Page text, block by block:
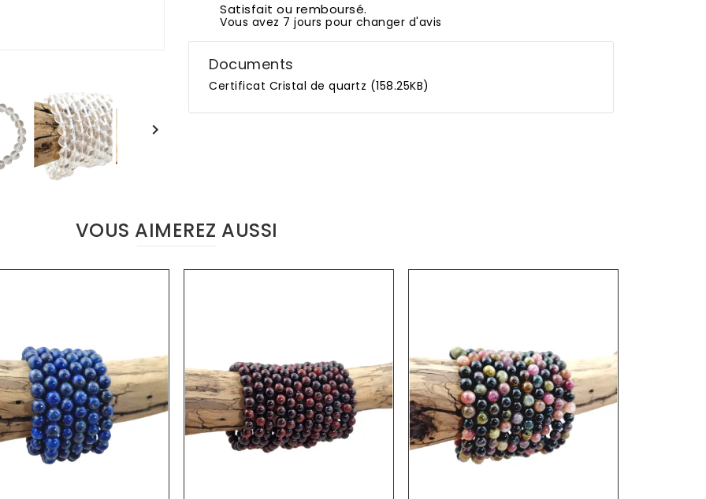

Satisfait ou remboursé.
Vous avez 7 jours pour changer d'avis
Documents
Certificat Cristal de quartz (158.25KB)
VOUS AIMEREZ AUSSI